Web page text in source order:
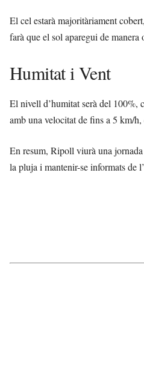
El cel estarà majoritàriament
farà que el sol aparegui de
Humitat i Vent
El nivell d’humitat serà del 100%,
amb una velocitat de fins a 5 km/
En resum, Ripoll viurà una
la pluja i mantenir-se informats de